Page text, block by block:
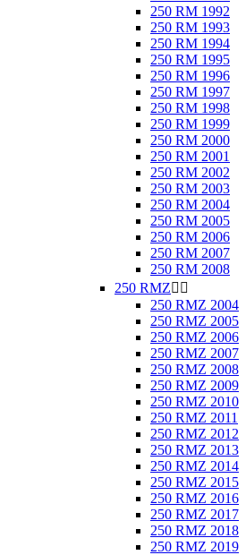
250 RM 1992
250 RM 1993
250 RM 1994
250 RM 1995
250 RM 1996
250 RM 1997
250 RM 1998
250 RM 1999
250 RM 2000
250 RM 2001
250 RM 2002
250 RM 2003
250 RM 2004
250 RM 2005
250 RM 2006
250 RM 2007
250 RM 2008
250 RMZ 
250 RMZ 2004
250 RMZ 2005
250 RMZ 2006
250 RMZ 2007
250 RMZ 2008
250 RMZ 2009
250 RMZ 2010
250 RMZ 2011
250 RMZ 2012
250 RMZ 2013
250 RMZ 2014
250 RMZ 2015
250 RMZ 2016
250 RMZ 2017
250 RMZ 2018
250 RMZ 2019